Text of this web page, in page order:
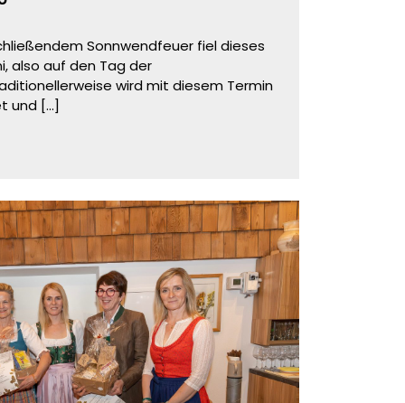
Sonnwendfeuer fiel dieses
also auf den Tag der
wird mit diesem Termin
und [...]